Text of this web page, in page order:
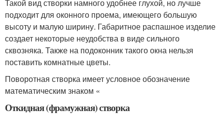
Такой вид створки намного удобнее глухой, но лучше
подходит для оконного проема, имеющего большую
высоту и малую ширину. Габаритное распашное изделие
создает некоторые неудобства в виде сильного
сквозняка. Также на подоконник такого окна нельзя
поставить комнатные цветы.
Поворотная створка имеет условное обозначение
математическим знаком «
Откидная (фрамужная) створка